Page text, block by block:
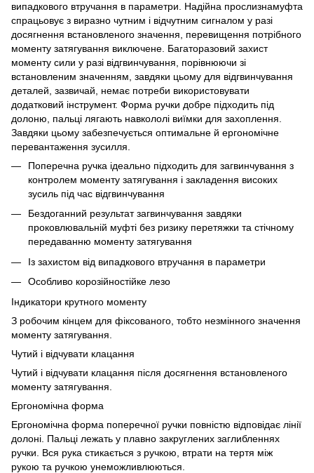
випадкового втручання в параметри. Надійна прослизнамуфта
спрацьовує з виразно чутним і відчутним сигналом у разі
досягнення встановленого значення, перевищення потрібного
моменту затягування виключене. Багаторазовий захист
моменту сили у разі відгвинчування, порівнюючи зі
встановленим значенням, завдяки цьому для відгвинчування
деталей, зазвичай, немає потреби використовувати
додатковий інструмент. Форма ручки добре підходить під
долоню, пальці лягають навкололі виїмки для захоплення.
Завдяки цьому забезпечується оптимальне й ергономічне
перевантаження зусилля.
Поперечна ручка ідеально підходить для загвинчування з
контролем моменту затягування і закладення високих
зусиль під час відгвинчування
Бездоганний результат загвинчування завдяки
проковлювальній муфті без ризику перетяжки та стічному
передаванню моменту затягування
Із захистом від випадкового втручання в параметри
Особливо корозійностійке лезо
Індикатори крутного моменту
З робочим кінцем для фіксованого, тобто незмінного значення
моменту затягування.
Чутий і відчувати клацання
Чутий і відчувати клацання після досягнення встановленого
моменту затягування.
Ергономічна форма
Ергономічна форма поперечної ручки повністю відповідає лінії
долоні. Пальці лежать у плавно закруглених заглибленнях
ручки. Вся рука стикається з ручкою, втрати на тертя між
рукою та ручкою унеможливлюються.